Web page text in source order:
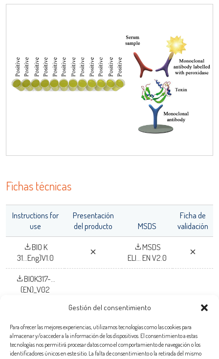
Gestión del consentimiento
Para ofrecer las mejores experiencias, utilizamos tecnologías como las cookies para
almacenar y/o acceder a la información de los dispositivos. El consentimiento a estas
tecnologías nos permitirá procesar datos como el comportamiento de navegación o los
identificadores únicos en este sitio. La falta de consentimiento o la retirada del mismo
Fichas técnicas
Instructions for
use
Presentación
del producto
MSDS
Ficha de
validación
BIO K
31...Eng)V1.0
MSDS
ELI... EN V2.0
BIOK317-...
(EN)_V02
Bio-X Diagnostics S.A.
Contraseña
adiagene@adiagene.fr